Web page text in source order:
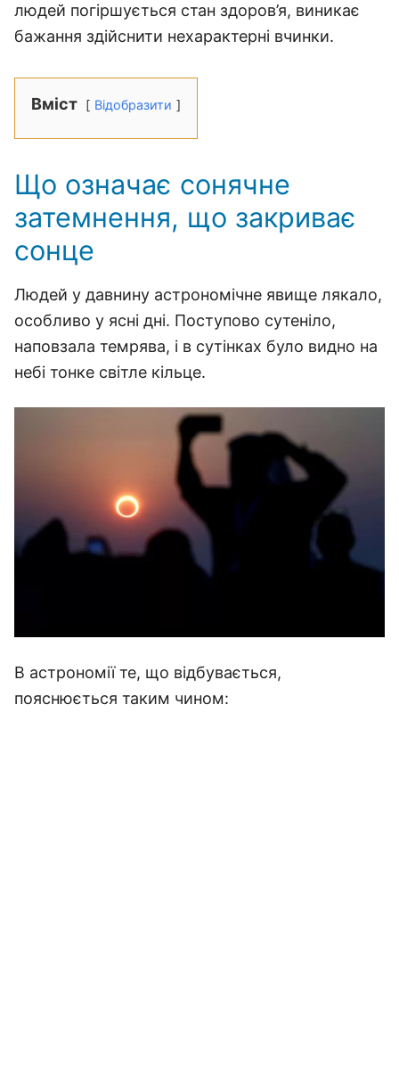
людей погіршується стан здоров’я, виникає
бажання здійснити нехарактерні вчинки.
Вміст Відобразити
Що означає сонячне
затемнення, що закриває
сонце
Людей у давнину астрономічне явище лякало,
особливо у ясні дні. Поступово сутеніло,
наповзала темрява, і в сутінках було видно на
небі тонке світле кільце.
В астрономії те, що відбувається,
пояснюється таким чином: